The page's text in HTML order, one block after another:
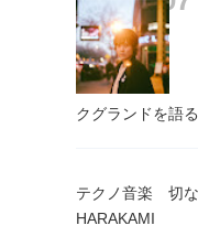
クグランドを語る
テクノ音楽 切
HARAKAMI